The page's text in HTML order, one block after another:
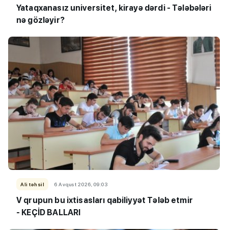
Yataqxanasız universitet, kirayə dərdi - Tələbələri
nə gözləyir?
Ali təhsil 6 Avqust 2026, 09:03
V qrupun bu ixtisasları qabiliyyət Tələb etmir
- KEÇİD BALLARI